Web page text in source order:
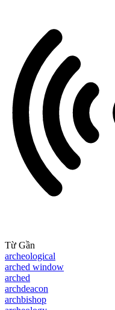
Từ Gần
archeological
arched window
arched
archdeacon
archbishop